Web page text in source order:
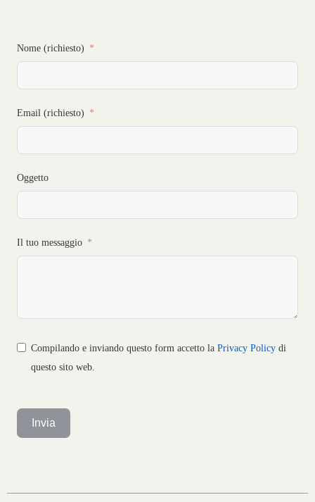
Nome (richiesto)
Email (richiesto)
Oggetto
Il tuo messaggio
Compilando e inviando questo form accetto laPrivacy Policy di
questo sito web.
Invia